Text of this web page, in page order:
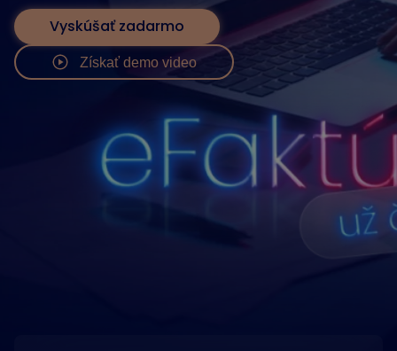
Vyskúšať zadarmo
Získať demo video